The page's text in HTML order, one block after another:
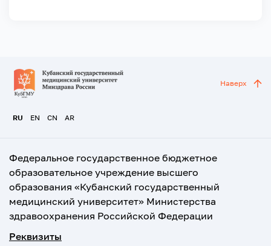
RU EN CN AR
Наверх
Федеральное государственное бюджетное
образовательное учреждение высшего
образования «Кубанский государственный
медицинский университет» Министерства
здравоохранения Российской Федерации
Реквизиты